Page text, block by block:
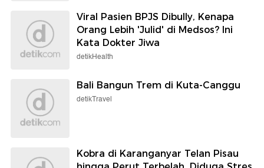
Viral Pasien BPJS Dibully, Kenapa
Orang Lebih 'Julid' di Medsos? Ini
Kata Dokter Jiwa
detikHealth
Bali Bangun Trem di Kuta-Canggu
detikTravel
Kobra di Karanganyar Telan Pisau